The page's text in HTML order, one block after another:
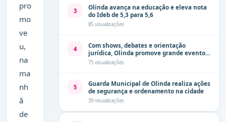
pro
mo
ve
u,
na
ma
nh
ã
de
3
Olinda avança na educação e eleva nota
do Ideb de 5,3 para 5,6
85 visualizações
4
Com shows, debates e orientação
jurídica, Olinda promove grande evento
de combate à violência contra a mulher
neste sábado (8)
75 visualizações
5
Guarda Municipal de Olinda realiza ações
de segurança e ordenamento na cidade
39 visualizações